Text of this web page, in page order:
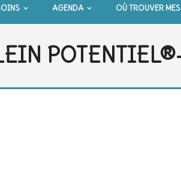
AGENDA OÙ TROUVER